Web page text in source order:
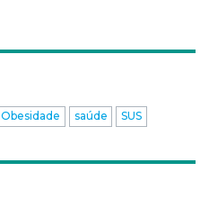
Obesidade saúde SUS